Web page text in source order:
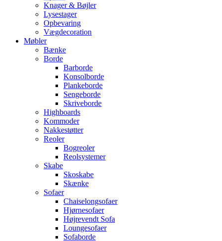
Knager & Bøjler
Lysestager
Opbevaring
Vægdecoration
Møbler
Bænke
Borde
Barborde
Konsolborde
Plankeborde
Sengeborde
Skriveborde
Highboards
Kommoder
Nakkestøtter
Reoler
Bogreoler
Reolsystemer
Skabe
Skoskabe
Skænke
Sofaer
Chaiselongsofaer
Hjørnesofaer
Højrevendt Sofa
Loungesofaer
Sofaborde